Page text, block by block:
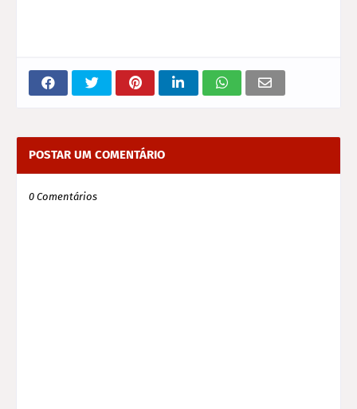
POSTAR UM COMENTÁRIO
0 Comentários